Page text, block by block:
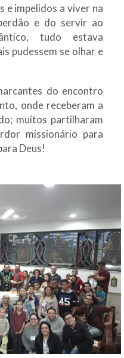
impelidos a viver na
e do servir ao
tudo estava
pudessem se olhar e
do encontro
onde receberam a
muitos partilharam
missionário para
Deus!